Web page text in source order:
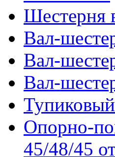
Шестерня
Вал-
Вал-
Вал-
Опорно-
45/48/45